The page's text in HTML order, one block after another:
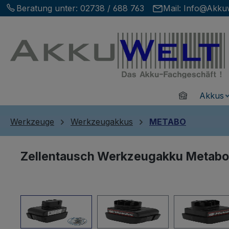
Hauptinhalt springen
Zur Suche springen
Zur Hauptnavigation springen
Beratung unter: 02738 / 688 763 Mail:
HomeAkkus
Werkzeuge Werkzeugakkus METABO
Zellentausch Werkzeugakku
Bildergalerie überspringen